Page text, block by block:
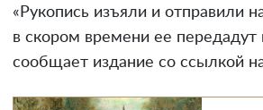
«Рукопись изъяли и отправили
в скором времени ее передадут
сообщает издание со ссылкой